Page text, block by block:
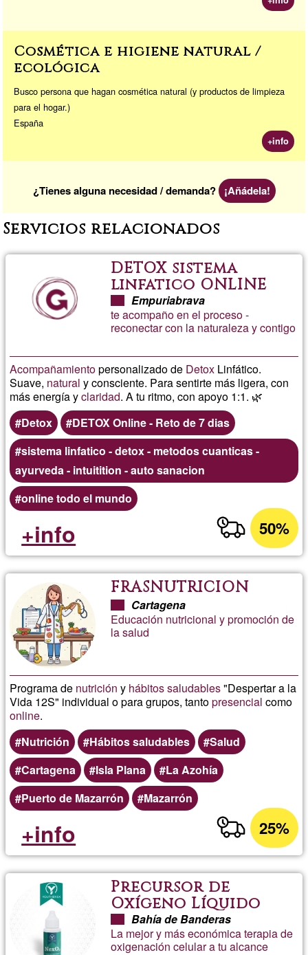
Cosmética e higiene natural /
ecológica
Busco persona que hagan cosmética natural (y productos de limpieza
para el hogar.)
España
+info
¿Tienes alguna necesidad / demanda? ¡Añádela!
Servicios relacionados
DETOX sistema
linfatico ONLINE
Empuriabrava
te acompaño en el proceso -
reconectar con la naturaleza y contigo
Acompañamientopersonalizado de Detox Linfático.
Suave, natural y consciente. Para sentirte más ligera, con
más energía yclaridad. A tu ritmo, con apoyo 1:1. 🌿
Detox
DETOX Online - Reto de 7 dias
sistema linfatico - detox - metodos cuanticas -
ayurveda - intuitition - auto sanacion
online todo el mundo
50%
+info
FRASNUTRICION
Cartagena
Educación nutricional y promoción de
la salud
Programa de nutrición y hábitos saludables"Despertar a la
Vida 12S" individual o para grupos, tantopresencial como
online.
Nutrición
Hábitos saludables
Salud
Cartagena
Isla Plana
La Azohía
Puerto de Mazarrón
Mazarrón
25%
+info
Precursor de
Oxígeno Líquido
Bahía de Banderas
La mejor y más económica terapia de
oxigenación celular a tu alcance